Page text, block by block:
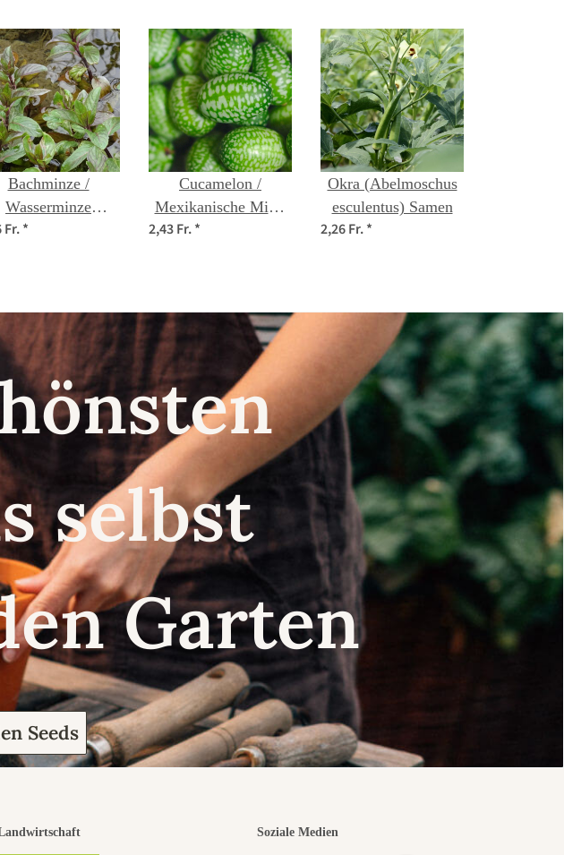
Bachminze /
Wasserminze
aquatica)
Fr.*
Cucamelon /
Mexikanische Mini-
Gurke (Melothria
2,43 Fr.*
Okra (Abelmoschus
esculentus) Samen
2,26 Fr.*
selbst
Garten
Seeds
Soziale Medien